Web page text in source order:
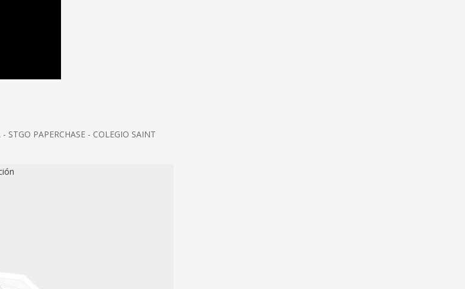
PAPERCHASE - COLEGIO SAINT